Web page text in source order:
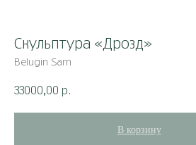
Скульптура «Дрозд»
Belugin Sam
33000,00 р.
В корзину